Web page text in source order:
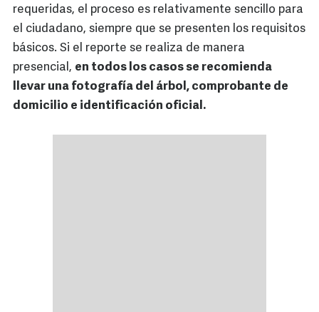
requeridas, el proceso es relativamente sencillo para
el ciudadano, siempre que se presenten los requisitos
básicos. Si el reporte se realiza de manera
presencial, en todos los casos se recomienda
llevar una fotografía del árbol, comprobante de
domicilio e identificación oficial.